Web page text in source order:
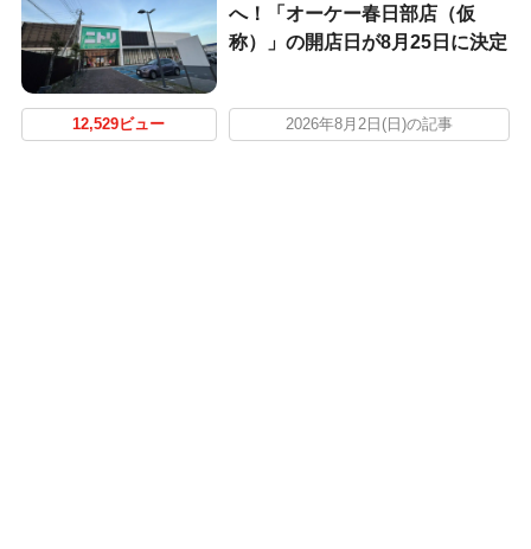
へ！「オーケー春日部店（仮
称）」の開店日が8月25日に決定
12,529ビュー 2026年8月2日(日)の記事